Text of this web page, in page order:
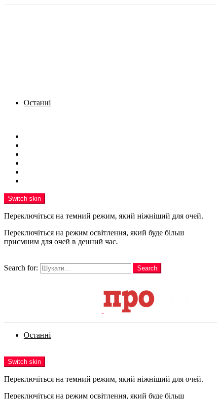
Останні
Switch skin
Переключіться на темний режим, який ніжніший для очей.
Переключіться на режим освітлення, який буде більш
приємним для очей в денний час.
Search for:
Search
Останні
Switch skin
Переключіться на темний режим, який ніжніший для очей.
Переключіться на режим освітлення, який буде більш